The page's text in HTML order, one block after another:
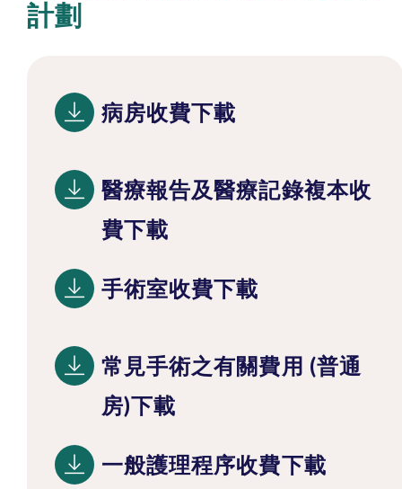
計劃
病房收費下載
醫療報告及醫療記錄複本收
費下載
手術室收費下載
常見手術之有關費用 (普通
房)下載
一般護理程序收費下載